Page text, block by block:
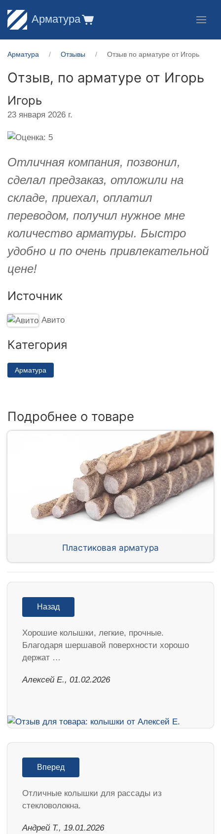
Арматура
Арматура Отзывы Отзыв по арматуре от Игорь
Отзыв, по арматуре от Игорь
Игорь
23 января 2026 г.
Отличная компания, позвонил,
сделал предзаказ, отложили на
складе, приехал, оплатил
переводом, получил нужное мне
количество арматуры. Быстро
удобно и по очень привлекательной
цене!
Источник
Авито
Категория
Арматура
Подробнее о товаре
Пластиковая арматура
Назад
Хорошие колышки, легкие, прочные.
Благодаря шершавой поверхности хорошо
держат …
Алексей Е., 01.02.2026
Вперед
Отличные колышки для рассады из
стекловолокна.
Андрей Т., 19.01.2026